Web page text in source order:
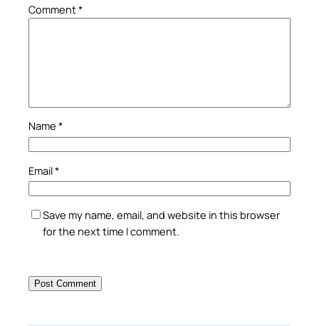
Comment*
Name *
Email*
Save my name, email, and website in this browser
for the next time I comment.